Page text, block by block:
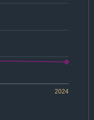
2024